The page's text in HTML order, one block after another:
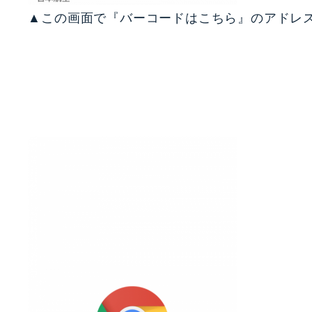
▲この画面で『バーコードはこちら』のアドレ